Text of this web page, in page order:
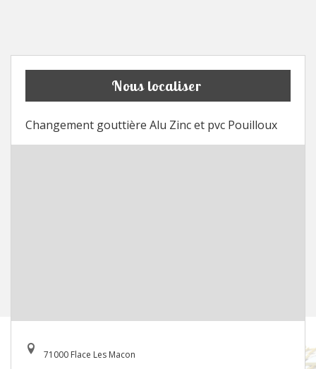
Nous localiser
Changement gouttière Alu Zinc et pvc Pouilloux
71000 Flace Les Macon